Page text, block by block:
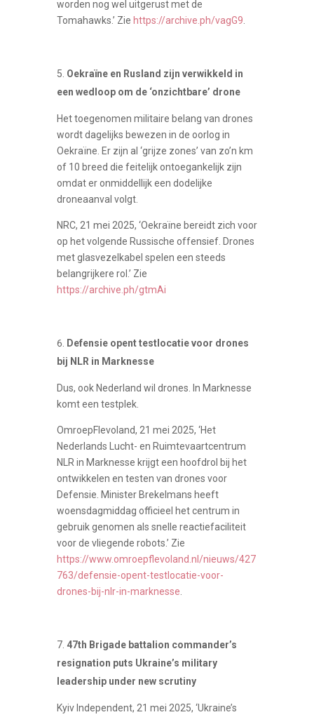
worden nog wel uitgerust met de
Tomahawks.’ Zie https://archive.ph/vagG9
Oekraïne en Rusland zijn verwikkeld in
een wedloop om de ‘onzichtbare’ drone
Het toegenomen militaire belang van drones
wordt dagelijks bewezen in de oorlog in
Oekraïne. Er zijn al ‘grijze zones’ van zo’n km
of 10 breed die feitelijk ontoegankelijk zijn
omdat er onmiddellijk een dodelijke
droneaanval volgt.
NRC, 21 mei 2025, ‘Oekraïne bereidt zich voor
op het volgende Russische offensief. Drones
met glasvezelkabel spelen een steeds
belangrijkere rol.’ Zie
https://archive.ph/gtmAi
Defensie opent testlocatie voor drones
bij NLR in Marknesse
Dus, ook Nederland wil drones. In Marknesse
komt een testplek.
OmroepFlevoland, 21 mei 2025, ‘Het
Nederlands Lucht- en Ruimtevaartcentrum
NLR in Marknesse krijgt een hoofdrol bij het
ontwikkelen en testen van drones voor
Defensie. Minister Brekelmans heeft
woensdagmiddag officieel het centrum in
gebruik genomen als snelle reactiefaciliteit
voor de vliegende robots.’ Zie
https://www.omroepflevoland.nl/nieuws/427
763/defensie-opent-testlocatie-voor-
drones-bij-nlr-in-marknesse
47th Brigade battalion commander’s
resignation puts Ukraine’s military
leadership under new scrutiny
Kyiv Independent, 21 mei 2025, ‘Ukraine’s